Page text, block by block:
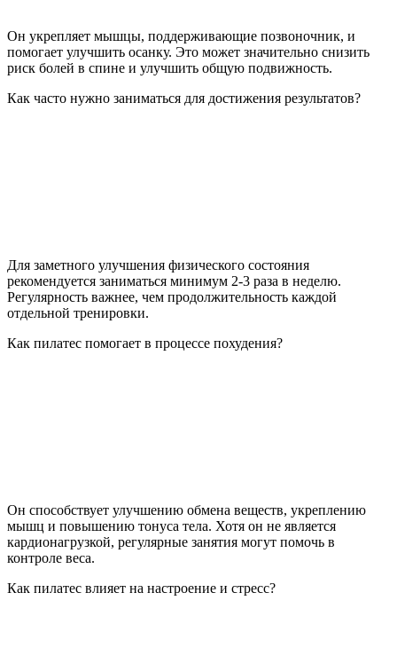
Он укрепляет мышцы, поддерживающие позвоночник, и
помогает улучшить осанку. Это может значительно снизить
риск болей в спине и улучшить общую подвижность.
Как часто нужно заниматься для достижения результатов?
Для заметного улучшения физического состояния
рекомендуется заниматься минимум 2-3 раза в неделю.
Регулярность важнее, чем продолжительность каждой
отдельной тренировки.
Как пилатес помогает в процессе похудения?
Он способствует улучшению обмена веществ, укреплению
мышц и повышению тонуса тела. Хотя он не является
кардионагрузкой, регулярные занятия могут помочь в
контроле веса.
Как пилатес влияет на настроение и стресс?